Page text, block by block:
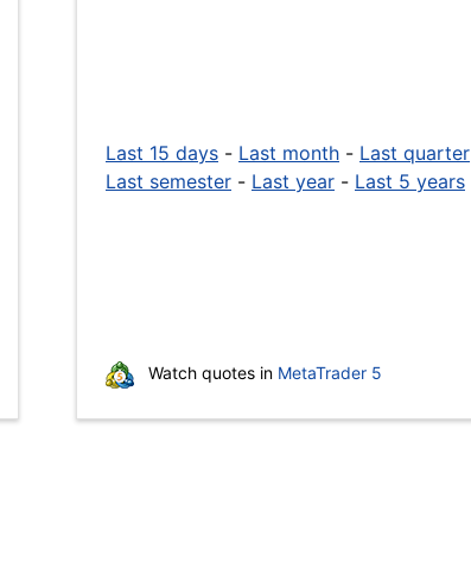
Last 15 days - Last month - Last quarter
Last semester - Last year - Last 5 years
Watch quotes in MetaTrader 5